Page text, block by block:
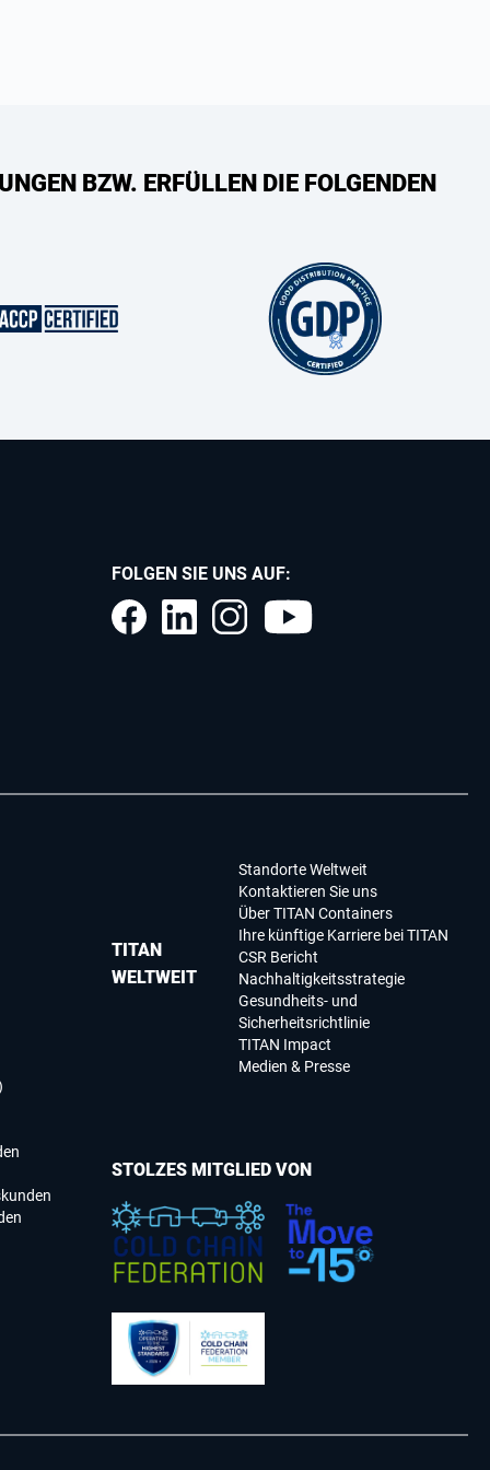
BZW. ERFÜLLEN DIE FOLGENDEN
FOLGEN SIE UNS AUF:
TITAN
WELTWEIT
Standorte Weltweit
Kontaktieren Sie uns
Über TITAN Containers
Ihre künftige Karriere bei TITAN
CSR Bericht
Nachhaltigkeitsstrategie
Gesundheits- und
Sicherheitsrichtlinie
TITAN Impact
Medien & Presse
STOLZES MITGLIED VON